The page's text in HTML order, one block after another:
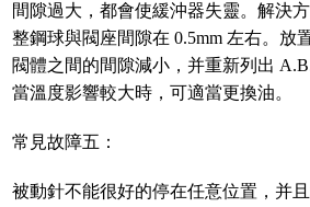
間隙過大，都會使緩沖器失靈。解決
整鋼球與閥座間隙在 0.5mm 左右。放
閥體之間的間隙減小，并重新列出
當溫度影響較大時，可適當更換油。
常見故障五：
被動針不能很好的停在任意位置，并